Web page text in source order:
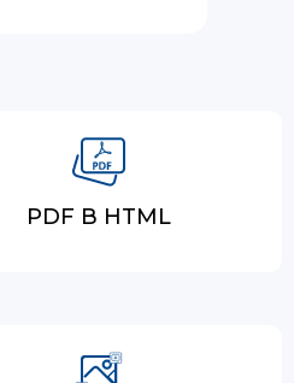
PDF В HTML